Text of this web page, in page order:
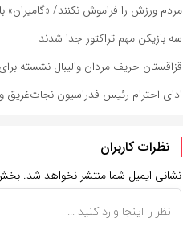
مردم ورزش را فراموش نکنند/
سه بازیکن مهم تراکتور جدا شدند
قزاقستان حریف مردان والیبال نشسته
ادای احترام رئیس فدراسیون نجات‌غریق
نظرات کاربران
نشانی ایمیل شما منتشر نخواهد شد.